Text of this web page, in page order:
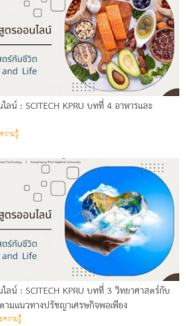
น์ : SCITECH KPRU บทที่ 4 อาหารและ
วามรู้
น์ : SCITECH KPRU บทที่ 3 วิทยาศาสตร์กับ
ามแนวทางปรัชญาเศรษกิจพอเพียง
ความรู้